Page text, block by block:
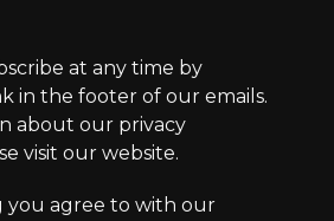
at any time by
in the footer of our emails.
about our privacy
visit our website.
you agree to with our